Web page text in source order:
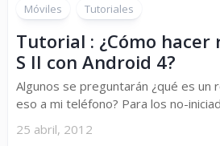
Móviles Tutoriales
Tutorial : ¿Cómo hacer
S II con Android 4?
Algunos se preguntarán ¿qué es un
eso a mi teléfono? Para los no-
25 abril, 2012